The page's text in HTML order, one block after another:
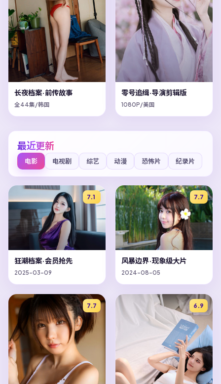
长夜档案·前传故事
全44集/韩国
零号追缉·导演剪辑版
1080P/美国
最近更新
电影 电视剧 综艺 动漫 恐怖片 纪录片
7.1
狂潮档案·会员抢先
2025-03-09
7.7
风暴边界·现象级大片
2024-08-05
7.7 6.9